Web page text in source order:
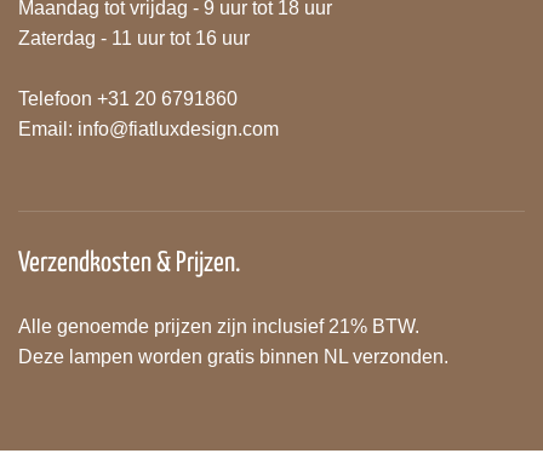
Maandag tot vrijdag - 9 uur tot 18 uur
Zaterdag - 11 uur tot 16 uur
Telefoon +31 20 6791860
Email: info@fiatluxdesign.com
Verzendkosten & Prijzen.
Alle genoemde prijzen zijn inclusief 21% BTW.
Deze lampen worden gratis binnen NL verzonden.